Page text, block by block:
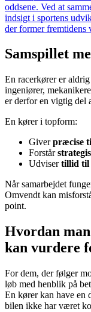
oddsene. Ved at
indsigt i sportens
der former fremtidens
Samspillet
En racerkører er
ingeniører,
er derfor en vigtig del
En kører i topform:
Giverpræcise
Forstår
Udvisertillid til
Når samarbejdet
Omvendt kan
point.
Hvordan
kan vurdere
For dem, der følger
løb med henblik på
En kører kan have en
bilen ikke har været